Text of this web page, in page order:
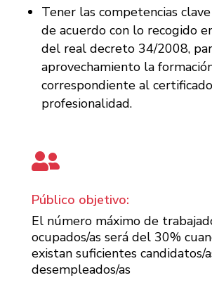
Tener las competencias clave
de acuerdo con lo recogido
del real decreto 34/2008,
aprovechamiento la
correspondiente al
profesionalidad.

Público objetivo:
El número máximo de
ocupados/as será del 30%
existan suficientes candidatos/
desempleados/as